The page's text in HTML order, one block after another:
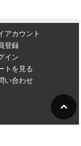
アカウント
登録
イン
トを見る
い合わせ